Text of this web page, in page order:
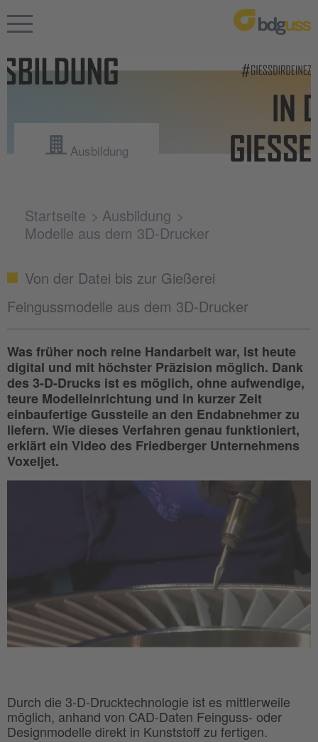
Ausbildung
Startseite
Ausbildung
Modelle aus dem 3D-Drucker
Von der Datei bis zur Gießerei
Feingussmodelle aus dem 3D-Drucker
Was früher noch reine Handarbeit war, ist heute
digital und mit höchster Präzision möglich. Dank
des 3-D-Drucks ist es möglich, ohne aufwendige,
teure Modelleinrichtung und in kurzer Zeit
einbaufertige Gussteile an den Endabnehmer zu
liefern. Wie dieses Verfahren genau funktioniert,
erklärt ein Video des Friedberger Unternehmens
Voxeljet.
Durch die 3-D-Drucktechnologie ist es mittlerweile
möglich, anhand von CAD-Daten Feinguss- oder
Designmodelle direkt in Kunststoff zu fertigen.